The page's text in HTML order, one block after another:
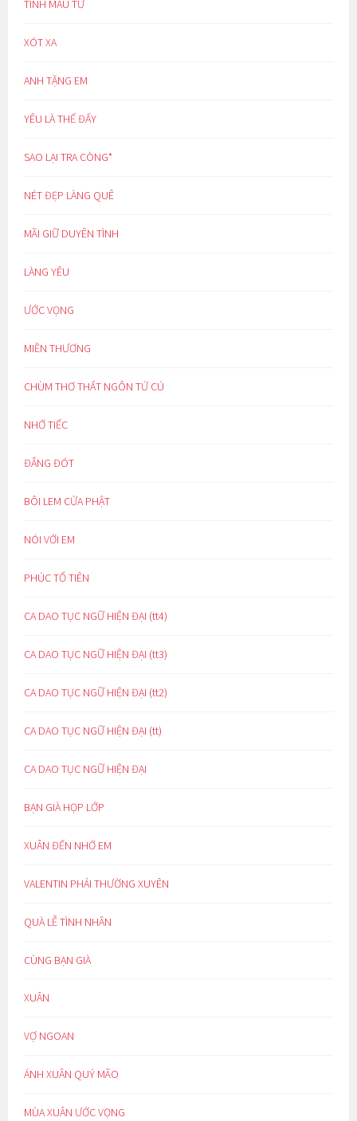
TÌNH MẪU TỬ
XÓT XA
ANH TẶNG EM
YÊU LÀ THẾ ĐẤY
SAO LẠI TRA CÒNG*
NÉT ĐẸP LÀNG QUÊ
MÃI GIỮ DUYÊN TÌNH
LÀNG YÊU
ƯỚC VỌNG
MIỀN THƯƠNG
CHÙM THƠ THẤT NGÔN TỨ CÚ
NHỚ TIẾC
ĐẮNG ĐÓT
BÔI LEM CỬA PHẬT
NÓI VỚI EM
PHÚC TỔ TIÊN
CA DAO TỤC NGỮ HIỆN ĐẠI (tt4)
CA DAO TỤC NGỮ HIỆN ĐẠI (tt3)
CA DAO TỤC NGỮ HIỆN ĐẠI (tt2)
CA DAO TỤC NGỮ HIỆN ĐẠI (tt)
CA DAO TỤC NGỮ HIỆN ĐẠI
BẠN GIÀ HỌP LỚP
XUÂN ĐẾN NHỚ EM
VALENTIN PHẢI THƯỜNG XUYÊN
QUÀ LỄ TÌNH NHÂN
CÙNG BẠN GIÀ
XUÂN
VỢ NGOAN
ÁNH XUÂN QUÝ MÃO
MÙA XUÂN ƯỚC VỌNG